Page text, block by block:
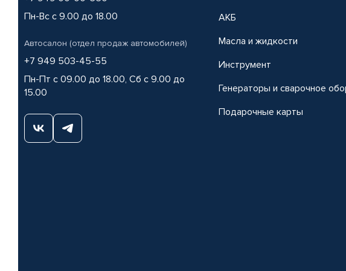
Пн-Вс с 9.00 до 18.00
Автосалон (отдел продаж автомобилей)
+7 949 503-45-55
Пн-Пт с 09.00 до 18.00, Сб с 9.00 до
15.00
АКБ
Масла и жидкости
Инструмент
Генераторы и сварочное
Подарочные карты